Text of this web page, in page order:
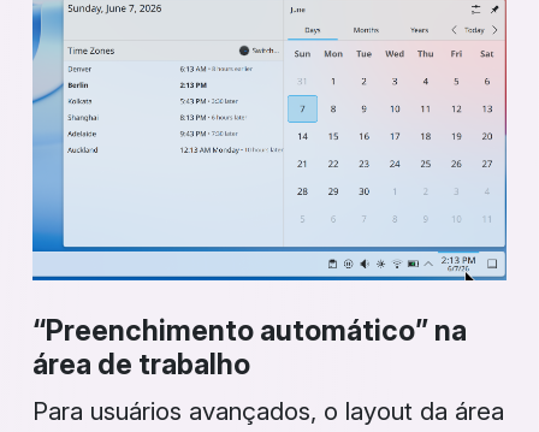
“Preenchimento automático” na
área de trabalho
Para usuários avançados, o layout da área